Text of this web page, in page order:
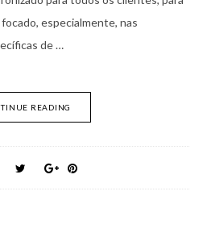
especialmente, nas
de …
READING